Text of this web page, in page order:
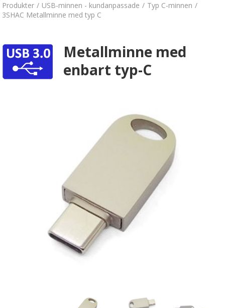
Produkter USB-minnen - kundanpassade
Typ C-minnen
3SHAC Metallminne med typ C
Metallminne med
enbart typ-C